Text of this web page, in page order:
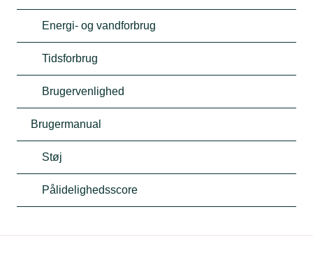
Energi- og vandforbrug
Tidsforbrug
Brugervenlighed
Brugermanual
Støj
Pålidelighedsscore